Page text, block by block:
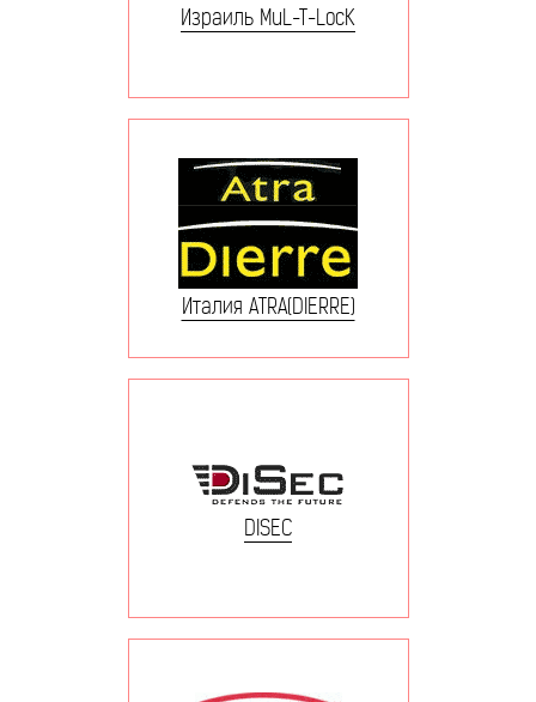
Израиль MuL-T-LocK
Италия ATRA(DIERRE)
DISEC